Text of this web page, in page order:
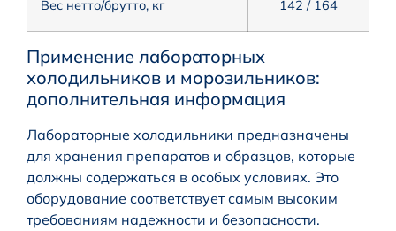
Вес нетто/брутто, кг 142 / 164
Применение лабораторных
холодильников и морозильников:
дополнительная информация
Лабораторные холодильники предназначены
для хранения препаратов и образцов, которые
должны содержаться в особых условиях. Это
оборудование соответствует самым высоким
требованиям надежности и безопасности.